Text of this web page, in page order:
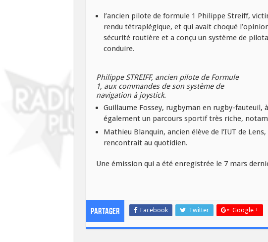
l’ancien pilote de formule 1 Philippe Streiff,
rendu tétraplégique, et qui avait choqué
sécurité routière et a conçu un système de
conduire.
Philippe STREIFF, ancien pilote de Formule
1, aux commandes de son système de
navigation à joystick.
Guillaume Fossey, rugbyman en rugby-fauteuil,
également un parcours sportif très riche,
Mathieu Blanquin, ancien élève de l’IUT de
rencontrait au quotidien.
Une émission qui a été enregistrée le 7 mars
Partager Facebook Twitter Google +